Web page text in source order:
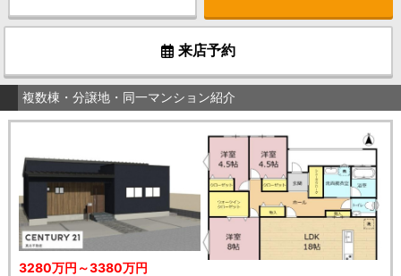
来店予約
複数棟・分譲地・同一マンション紹介
3280万円～3380万円